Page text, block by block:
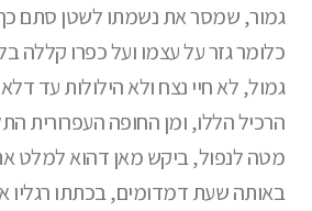
גמור, שמסר את נשמתו לשטן סתם כך,
כלומר גזר על עצמו ועל כפרו קללה
גמול, לא חיי נצח ולא הילולות עד
הרכיל הללו, ומן החופה העפרורית
מטה לנפול, ביקש מאן דהוא למלט את
באותה שעת דמדומים, בכתתו רגליו